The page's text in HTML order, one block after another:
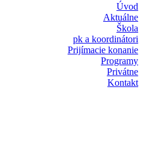
Úvod
Aktuálne
Škola
pk a koordinátori
Prijímacie konanie
Programy
Privátne
Kontakt